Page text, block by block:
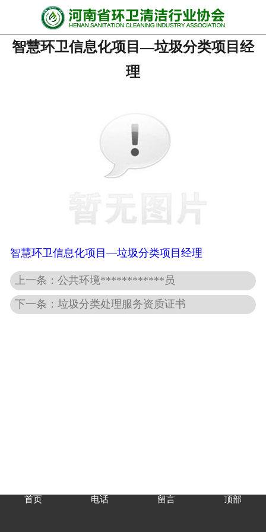
网站首页
协会动态
关于协会
联系我们
智慧环卫信息化项目—垃圾分类项目经
理
智慧环卫信息化项目—垃圾分类项目经理
上一条：公共环境************员
下一条：垃圾分类处理服务资质证书
首页 电话 留言 顶部